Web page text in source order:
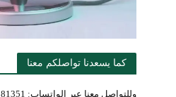
كما يسعدنا تواصلكم معنا